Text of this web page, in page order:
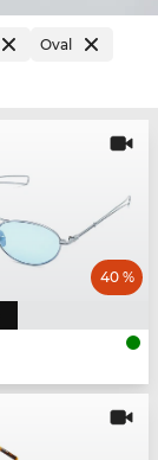
Oval
40 %